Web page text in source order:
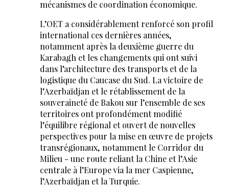
mécanismes de coordination économique.
L’OET a considérablement renforcé son profil
international ces dernières années,
notamment après la deuxième guerre du
Karabagh et les changements qui ont suivi
dans l’architecture des transports et de la
logistique du Caucase du Sud. La victoire de
l’Azerbaïdjan et le rétablissement de la
souveraineté de Bakou sur l’ensemble de ses
territoires ont profondément modifié
l’équilibre régional et ouvert de nouvelles
perspectives pour la mise en œuvre de projets
transrégionaux, notamment le Corridor du
Milieu - une route reliant la Chine et l’Asie
centrale à l’Europe via la mer Caspienne,
l’Azerbaïdjan et la Turquie.